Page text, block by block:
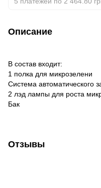
Описание
В состав входит:
1 полка для микрозелени
Система автоматического
2 лэд лампы для роста
Бак
Отзывы